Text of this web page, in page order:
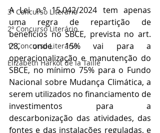
3º Concurso Literário
2º Concurso Literário
1º Concurso Literário
Elizabeth Harkot de la Taille
A Lei n.º 15.042/2024 tem apenas
uma regra de repartição de
benefícios no SBCE, prevista no art.
28, onde 15% vai para a
operacionalização e manutenção do
SBCE, no mínimo 75% para o Fundo
Nacional sobre Mudança Climática, a
serem utilizados no financiamento de
investimentos para a
descarbonização das atividades, das
fontes e das instalações reguladas, e